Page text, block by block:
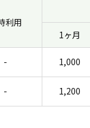
利用
1ヶ月
- 1,000
- 1,200